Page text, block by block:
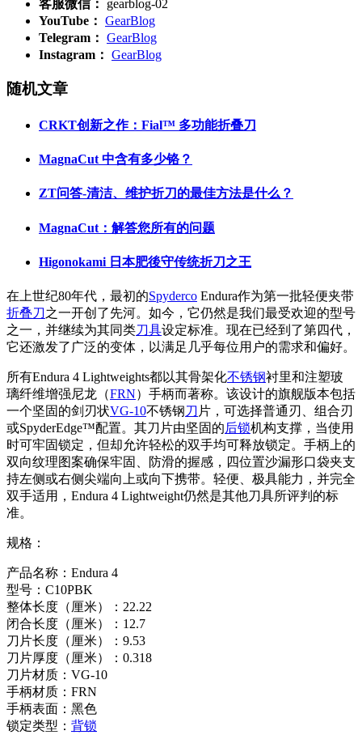
客服微信：
gearblog-02
YouTube： GearBlog
Telegram： GearBlog
Instagram： GearBlog
随机文章
CRKT创新之作：Fial™ 多功能折叠刀
MagnaCut 中含有多少铬？
ZT问答-清洁、维护折刀的最佳方法是什么？
MagnaCut：解答您所有的问题
Higonokami 日本肥後守传统折刀之王
在上世纪80年代，最初的Spyderco Endura作为第一批轻便夹带
折叠刀之一开创了先河。如今，它仍然是我们最受欢迎的型号
之一，并继续为其同类刀具设定标准。现在已经到了第四代，
它还激发了广泛的变体，以满足几乎每位用户的需求和偏好。
所有Endura 4 Lightweights都以其骨架化不锈钢衬里和注塑玻
璃纤维增强尼龙（FRN）手柄而著称。该设计的旗舰版本包括
一个坚固的剑刃状VG-10不锈钢刀 片，可选择普通刃、组合刃
或SpyderEdge™配置。其刀片由坚固的后锁机构支撑，当使用
时可牢固锁定，但却允许轻松的双手均可释放锁定。手柄上的
双向纹理图案确保牢固、防滑的握感，四位置沙漏形口袋夹支
持左侧或右侧尖端向上或向下携带。轻便、极具能力，并完全
双手适用，Endura 4 Lightweight仍然是其他刀具所评判的标
准。
规格：
产品名称：Endura 4
型号：C10PBK
整体长度（厘米）：22.22
闭合长度（厘米）：12.7
刀片长度（厘米）：9.53
刀片厚度（厘米）：0.318
刀片材质：VG-10
手柄材质：FRN
手柄表面：黑色
锁定类型： 背锁